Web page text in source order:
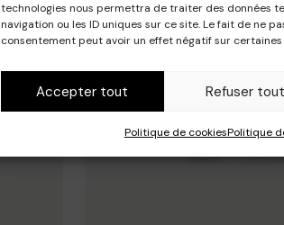
technologies nous permettra de traiter des données
navigation ou les ID uniques sur ce site. Le fait de ne
consentement peut avoir un effet négatif sur
Accepter tout Refuser tout
Politique de cookiesPolitique